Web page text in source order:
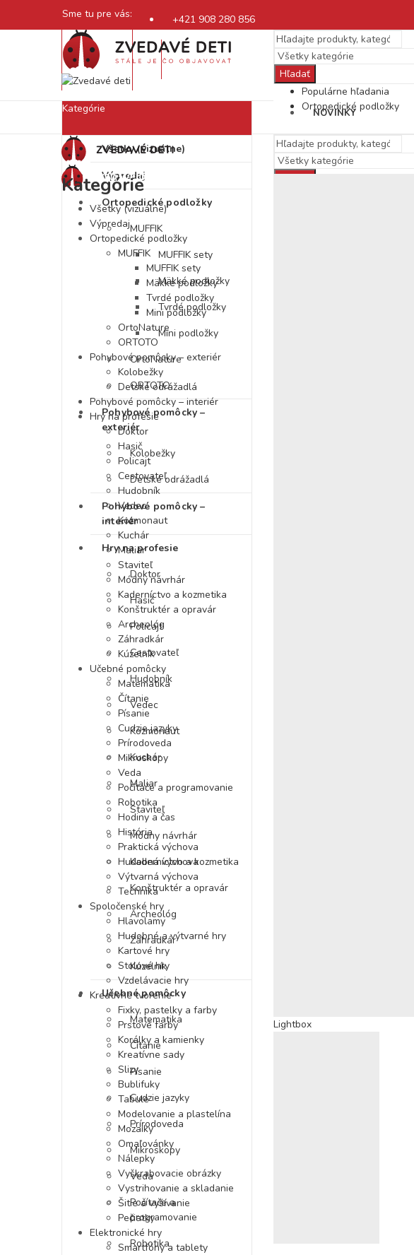
Sme tu pre vás: +421 908 280 856
eshop@zvedavedeti.sk
Hľadať
Populárne hľadania
Ortopedické podložky
Kategórie
Všetky (vizuálne)
Výpredaj
Ortopedické podložky
MUFFIK
MUFFIK sety
Mäkké podložky
Tvrdé podložky
Mini podložky
OrtoNature
ORTOTO
Pohybové pomôcky –
exteriér
Kolobežky
Detské odrážadlá
Pohybové pomôcky –
interiér
Hry na profesie
Doktor
Hasič
Policajt
Cestovateľ
Hudobník
Vedec
Kozmonaut
Kuchár
Maliar
Staviteľ
Módny návrhár
Kaderníctvo a kozmetika
Konštruktér a opravár
Archeológ
Záhradkár
Kúzelník
Učebné pomôcky
Matematika
Čítanie
Písanie
Cudzie jazyky
Prírodoveda
Mikroskopy
Veda
Počítače a
programovanie
Robotika
NOVINKY
HRAČKY PODĽA VEKU
Hľadať
Lightbox
Kategórie
Všetky (vizuálne)
Výpredaj
Ortopedické podložky
MUFFIK
MUFFIK sety
Mäkké podložky
Tvrdé podložky
Mini podložky
OrtoNature
ORTOTO
Pohybové pomôcky – exteriér
Kolobežky
Detské odrážadlá
Pohybové pomôcky – interiér
Hry na profesie
Doktor
Hasič
Policajt
Cestovateľ
Hudobník
Vedec
Kozmonaut
Kuchár
Maliar
Staviteľ
Módny návrhár
Kaderníctvo a kozmetika
Konštruktér a opravár
Archeológ
Záhradkár
Kúzelník
Učebné pomôcky
Matematika
Čítanie
Písanie
Cudzie jazyky
Prírodoveda
Mikroskopy
Veda
Počítače a programovanie
Robotika
Hodiny a čas
História
Praktická výchova
Hudobná výchova
Výtvarná výchova
Technika
Spoločenské hry
Hlavolamy
Hudobné a výtvarné hry
Kartové hry
Stolové hry
Vzdelávacie hry
Kreatívne tvorenie
Fixky, pastelky a farby
Prstové farby
Korálky a kamienky
Kreatívne sady
Slizy
Bublifuky
Tabule
Modelovanie a plastelína
Mozaiky
Omaľovánky
Nálepky
Vyškrabovacie obrázky
Vystrihovanie a skladanie
Šitie a vyšívanie
Pečiatky
Elektronické hry
Smartfóny a tablety